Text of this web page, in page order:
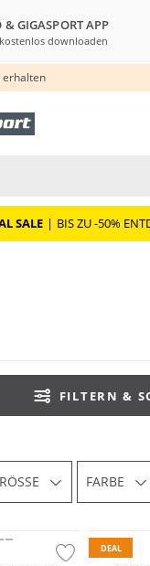
& GIGASPORT APP
downloaden
30 TAGE RÜCKGABERECHT
erhalten
SALE | BIS ZU -50%
FILTERN &
FARBE
DEAL